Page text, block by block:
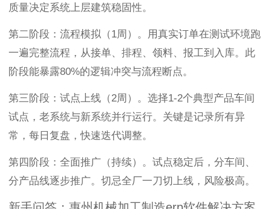
质量决定系统上层建筑稳固性。
第二阶段：流程模拟（1周）。用真实订单在测试环境跑
一遍完整流程，从接单、排程、领料、报工到入库。此
阶段能暴露80%的逻辑冲突与流程断点。
第三阶段：试点上线（2周）。选择1-2个典型产品车间
试点，老系统与新系统并行运行。关键是记录所有异
常，每日复盘，快速迭代调整。
第四阶段：全面推广（持续）。试点稳定后，分车间、
分产品线逐步推广。切忌全厂一刀切上线，风险极高。